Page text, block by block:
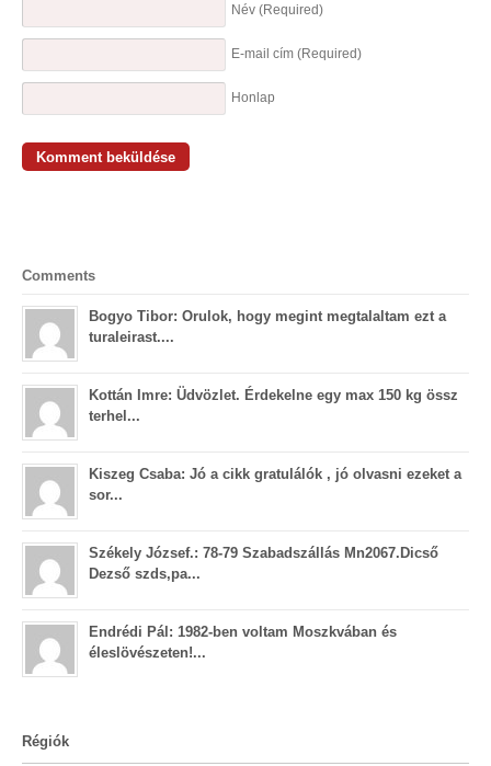
Név (Required)
E-mail cím (Required)
Honlap
Comments
Bogyo Tibor: Orulok, hogy megint megtalaltam ezt a
turaleirast....
Kottán Imre: Üdvözlet. Érdekelne egy max 150 kg össz
terhel...
Kiszeg Csaba: Jó a cikk gratulálók , jó olvasni ezeket a
sor...
Székely József.: 78-79 Szabadszállás Mn2067.Dicső
Dezső szds,pa...
Endrédi Pál: 1982-ben voltam Moszkvában és
éleslövészeten!...
Régiók